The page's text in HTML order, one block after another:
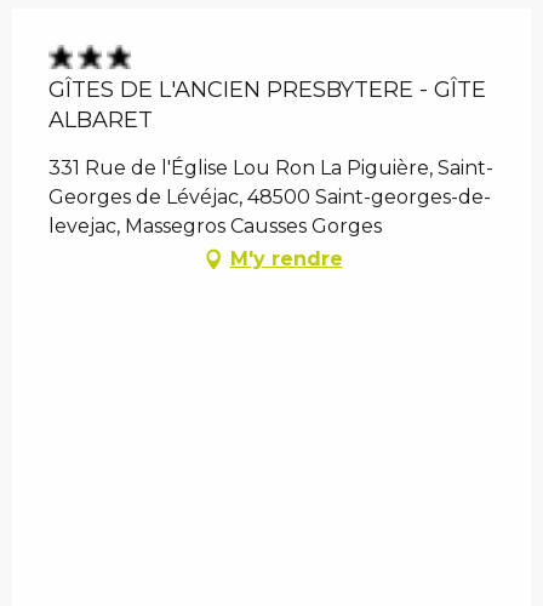
GÎTES DE L'ANCIEN PRESBYTERE - GÎTE
ALBARET
331 Rue de l'Église Lou Ron La Piguière, Saint-
Georges de Lévéjac, 48500 Saint-georges-de-
levejac, Massegros Causses Gorges
M'y rendre